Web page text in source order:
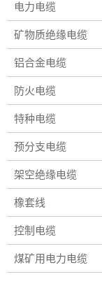
电力电缆
矿物质绝缘电缆
铝合金电缆
防火电缆
特种电缆
预分支电缆
架空绝缘电缆
橡套线
控制电缆
煤矿用电力电缆